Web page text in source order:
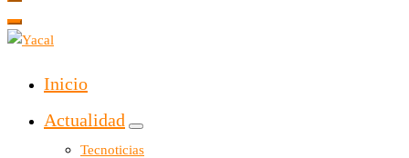
Yacal micro hosting
Inicio
Actualidad
Tecnoticias